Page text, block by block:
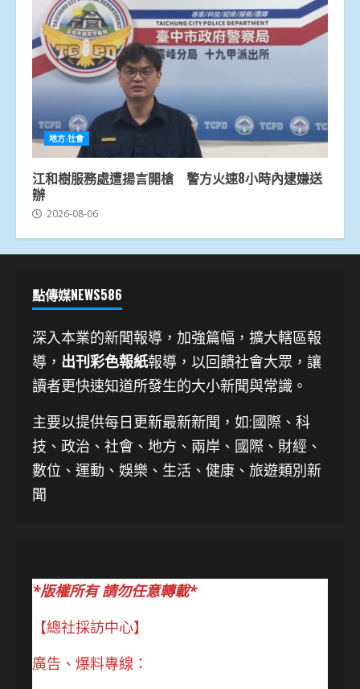
地方.社會
江和樹服務處遭揚言開槍 警方火速8小時內逮嫌送
辦
2026-08-06
點傳媒NEWS586
深入本業的新聞報導，加強篇幅，擴大轄區報
導， 出刊彩色報紙報導，以回饋社會大眾，讓
讀者更快速知道所發生的大小新聞與常識。
主要以提供每日更新最新新聞 ，如:國際、科
技、 政治、社會、地方、兩岸、國際、財經、
數位、運動、娛樂、生活、健康、旅遊類別新
聞
*版權所有 請勿任意轉載*
【總社採訪中心】
廣告、爆料專線：